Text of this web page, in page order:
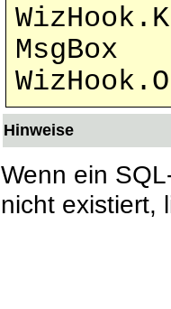
MsgBox
Hinweise
Wenn ein
nicht existiert,